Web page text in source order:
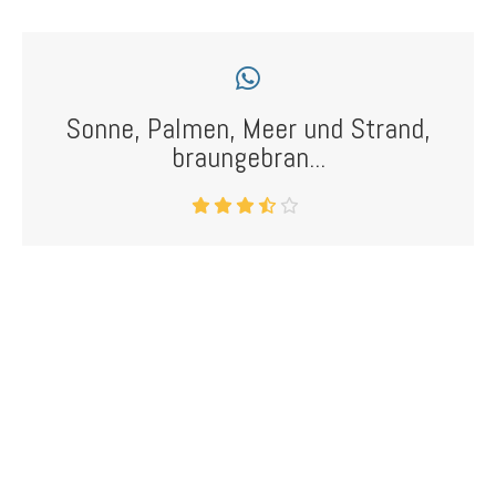
Sonne, Palmen, Meer und Strand,
braungebran...